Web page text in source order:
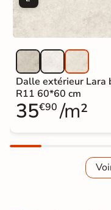
Dalle extérieur Lara
R11 60*60 cm
35€90 /m²